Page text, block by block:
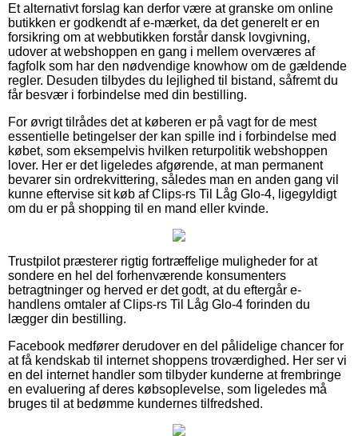
Et alternativt forslag kan derfor være at granske om online
butikken er godkendt af e-mærket, da det generelt er en
forsikring om at webbutikken forstår dansk lovgivning,
udover at webshoppen en gang i mellem overværes af
fagfolk som har den nødvendige knowhow om de gældende
regler. Desuden tilbydes du lejlighed til bistand, såfremt du
får besvær i forbindelse med din bestilling.
For øvrigt tilrådes det at køberen er på vagt for de mest
essentielle betingelser der kan spille ind i forbindelse med
købet, som eksempelvis hvilken returpolitik webshoppen
lover. Her er det ligeledes afgørende, at man permanent
bevarer sin ordrekvittering, således man en anden gang vil
kunne eftervise sit køb af Clips-rs Til Låg Glo-4, ligegyldigt
om du er på shopping til en mand eller kvinde.
Trustpilot præsterer rigtig fortræffelige muligheder for at
sondere en hel del forhenværende konsumenters
betragtninger og herved er det godt, at du eftergår e-
handlens omtaler af Clips-rs Til Låg Glo-4 forinden du
lægger din bestilling.
Facebook medfører derudover en del pålidelige chancer for
at få kendskab til internet shoppens troværdighed. Her ser vi
en del internet handler som tilbyder kunderne at frembringe
en evaluering af deres købsoplevelse, som ligeledes må
bruges til at bedømme kundernes tilfredshed.